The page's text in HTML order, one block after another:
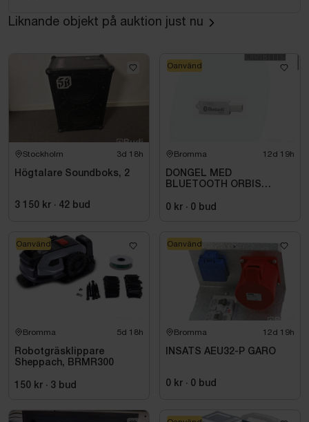
Liknande objekt på auktion just nu
Stockholm 3d 18h
Högtalare Soundboks, 2
3 150 kr · 42 bud
Bromma 12d 19h
DONGEL MED
BLUETOOTH ORBIS
0 kr · 0 bud
Oanvänd
Bromma 5d 18h
Robotgräsklippare
Sheppach, BRMR300
150 kr · 3 bud
Oanvänd
Bromma 12d 19h
INSATS AEU32-P GARO
0 kr · 0 bud
Oanvänd